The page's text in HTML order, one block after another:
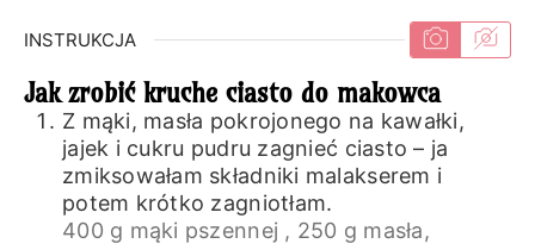
INSTRUKCJA
Jak zrobić kruche ciasto do makowca
Z mąki, masła pokrojonego na kawałki,
jajek i cukru pudru zagnieć ciasto – ja
zmiksowałam składniki malakserem i
potem krótko zagniotłam.
400 g mąki pszennej , 250 g masła,